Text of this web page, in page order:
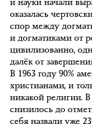
оказалась
спор между
и догматиками от
цивилизованно,
далёк от
В 1963 году 90%
христианами, и
никакой религии.
снизилось до
себя назвали уже